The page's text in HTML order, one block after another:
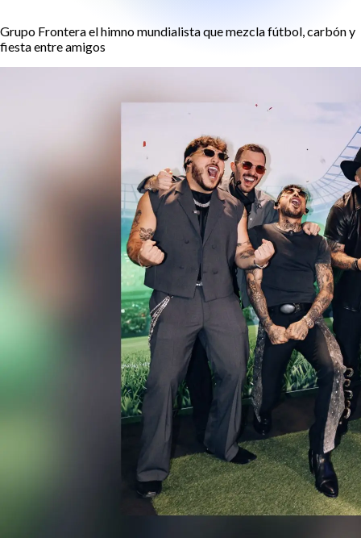
Grupo Frontera el himno mundialista que mezcla fútbol, carbón y
fiesta entre amigos